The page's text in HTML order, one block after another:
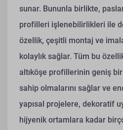
sunar. Bununla birlikte,
profilleri işlenebilirlikleri ile
özellik, çeşitli montaj ve
kolaylık sağlar. Tüm bu
altıköşe profillerinin geniş
sahip olmalarını sağlar ve
yapısal projelere, dekoratif
hijyenik ortamlara kadar